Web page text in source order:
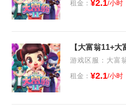
租金： ¥2.1/小时
游戏区服：大富
租金： ¥2.1/小时